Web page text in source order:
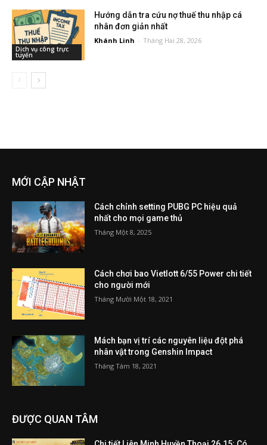
Dịch vụ công trực
tuyến
Hướng dẫn tra cứu nợ thuế thu nhập cá
nhân đơn giản nhất
Khánh Linh - Tháng Hai 28, 2026
MỚI CẬP NHẬT
Cách chỉnh setting PUBG PC hiệu quả
nhất cho mọi game thủ
Tháng Một 8, 2025
Cách chơi bao Vietlott 6/55 Power chi tiết
cho người mới
Tháng Mười Một 18, 2021
Mách bạn vị trí các nguyên liệu đột phá
nhân vật trong Genshin Impact
Tháng Tám 18, 2021
ĐƯỢC QUAN TÂM